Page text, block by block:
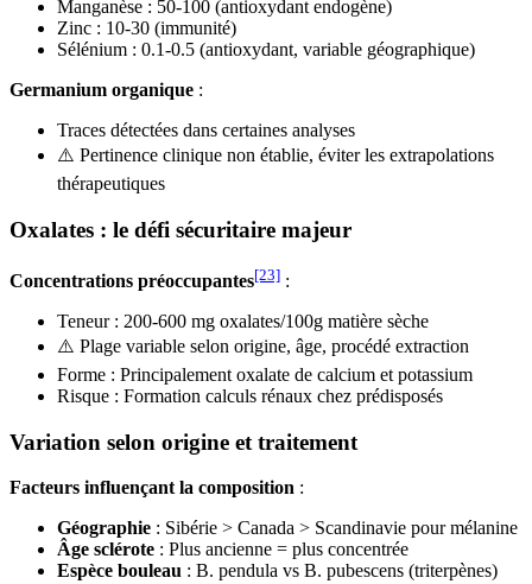
Manganèse : 50-100 (antioxydant endogène)
Zinc : 10-30 (immunité)
Sélénium : 0.1-0.5 (antioxydant, variable géographique)
Germanium organique :
Traces détectées dans certaines analyses
⚠️ Pertinence clinique non établie, éviter les extrapolations
thérapeutiques
Oxalates : le défi sécuritaire majeur
Concentrations préoccupantes[23] :
Teneur : 200-600 mg oxalates/100g matière sèche
⚠️ Plage variable selon origine, âge, procédé extraction
Forme : Principalement oxalate de calcium et potassium
Risque : Formation calculs rénaux chez prédisposés
Variation selon origine et traitement
Facteurs influençant la composition :
Géographie : Sibérie > Canada > Scandinavie pour mélanine
Âge sclérote : Plus ancienne = plus concentrée
Espèce bouleau : B. pendula vs B. pubescens (triterpènes)